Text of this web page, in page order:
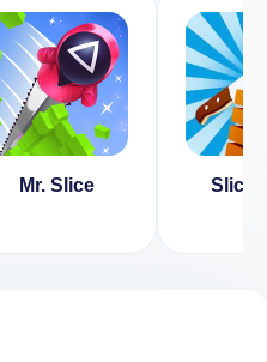
Mr. Slice Slice